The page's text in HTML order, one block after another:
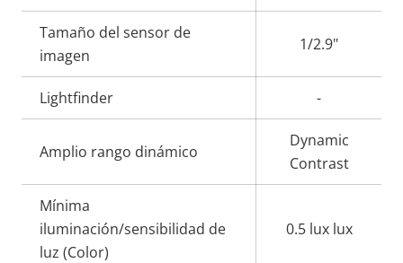
de
propiedad
la
propiedad
Tamaño del sensor de
imagen
1/2.9"
Lightfinder -
Amplio rango dinámico
Dynamic
Contrast
Mínima
iluminación/sensibilidad de
luz (Color)
0.5 lux lux